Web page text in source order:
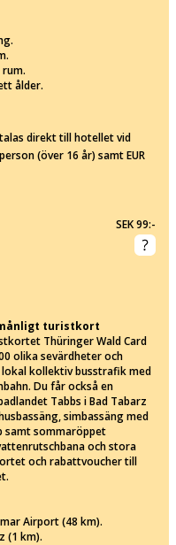
ålder.
direkt till hotellet vid
(över 16 år) samt EUR
SEK 99:-
turistkort
Thüringer Wald Card
olika sevärdheter och
kollektiv busstrafik med
Du får också en
Tabbs i Bad Tabarz
simbassäng med
samt sommaröppet
och stora
och rabattvoucher till
Airport (48 km).
(1 km).